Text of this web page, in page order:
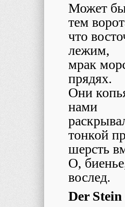
Может
тем
что
лежим,
мрак
прядях.
Они
нами
тонкой
шерсть
О,
вослед.
Der